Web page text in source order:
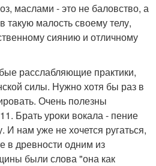
маслами - это не баловство, а
такую малость своему телу,
сиянию и отличному
расслабляющие практики,
силы. Нужно хотя бы раз в
Очень полезны
Брать уроки вокала - пение
И нам уже не хочется ругаться,
в древности одним из
были слова "она как